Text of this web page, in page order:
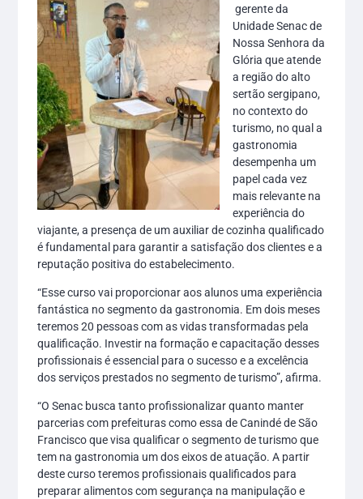
gerente da
Unidade Senac de
Nossa Senhora da
Glória que atende
a região do alto
sertão sergipano,
no contexto do
turismo, no qual a
gastronomia
desempenha um
papel cada vez
mais relevante na
experiência do
viajante, a presença de um auxiliar de cozinha qualificado
é fundamental para garantir a satisfação dos clientes e a
reputação positiva do estabelecimento.
“Esse curso vai proporcionar aos alunos uma experiência
fantástica no segmento da gastronomia. Em dois meses
teremos 20 pessoas com as vidas transformadas pela
qualificação. Investir na formação e capacitação desses
profissionais é essencial para o sucesso e a excelência
dos serviços prestados no segmento de turismo”, afirma.
“O Senac busca tanto profissionalizar quanto manter
parcerias com prefeituras como essa de Canindé de São
Francisco que visa qualificar o segmento de turismo que
tem na gastronomia um dos eixos de atuação. A partir
deste curso teremos profissionais qualificados para
preparar alimentos com segurança na manipulação e